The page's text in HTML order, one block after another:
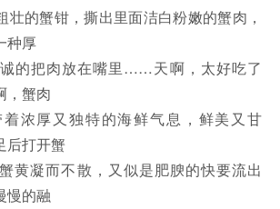
的蟹钳，撕出里面洁白粉嫩的蟹肉，
种厚
的把肉放在嘴里……天啊，太好吃了
，蟹肉
浓厚又独特的海鲜气息，鲜美又甘
打开蟹
黄凝而不散，又似是肥腴的快要流出
慢的融